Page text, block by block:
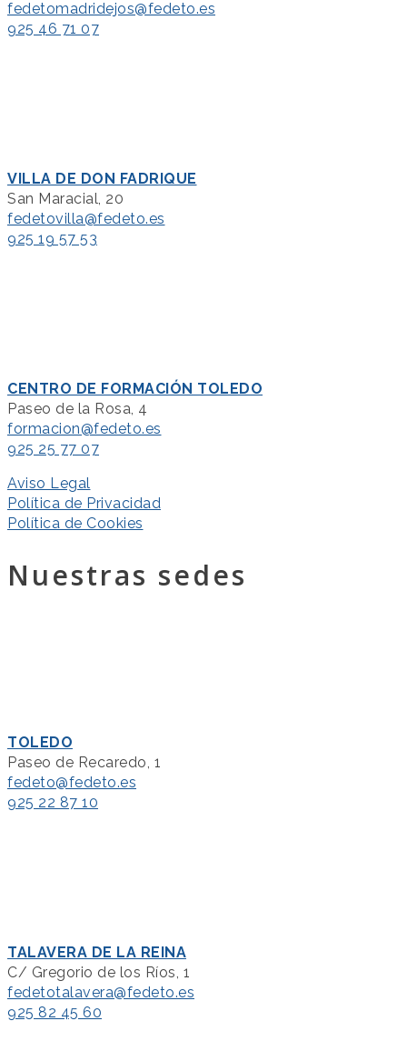
fedetomadridejos@fedeto.es
925 46 71 07
VILLA DE DON FADRIQUE
San Maracial, 20
fedetovilla@fedeto.es
925 19 57 53
CENTRO DE FORMACIÓN TOLEDO
Paseo de la Rosa, 4
formacion@fedeto.es
925 25 77 07
Aviso Legal
Política de Privacidad
Política de Cookies
Nuestras sedes
TOLEDO
Paseo de Recaredo, 1
fedeto@fedeto.es
925 22 87 10
TALAVERA DE LA REINA
C/ Gregorio de los Ríos, 1
fedetotalavera@fedeto.es
925 82 45 60